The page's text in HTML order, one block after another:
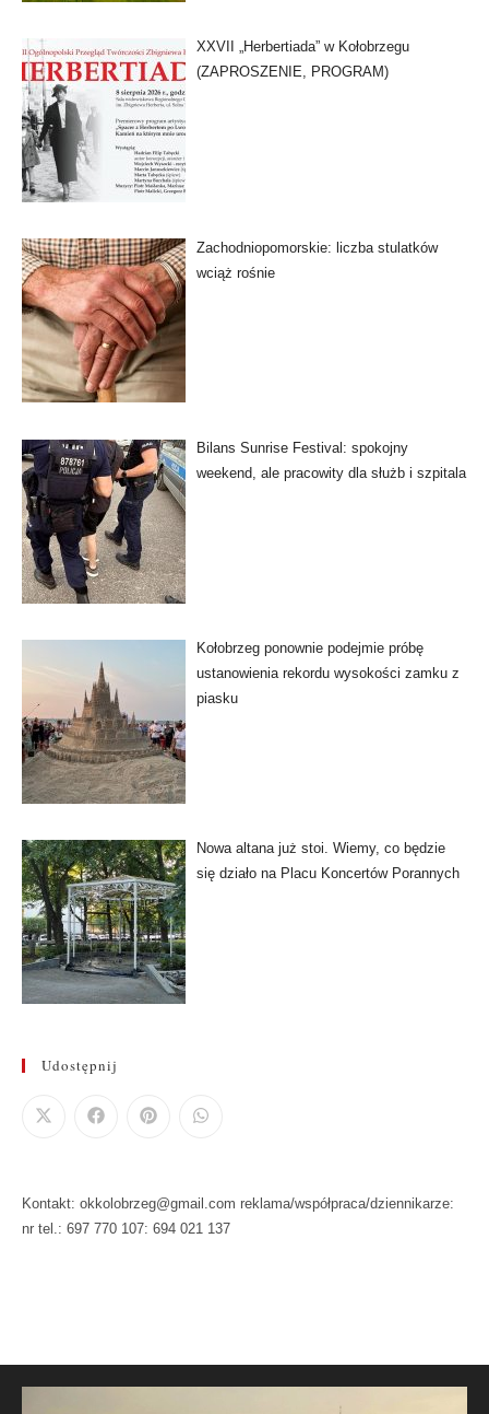
XXVII „Herbertiada” w Kołobrzegu
(ZAPROSZENIE, PROGRAM)
Zachodniopomorskie: liczba stulatków
wciąż rośnie
Bilans Sunrise Festival: spokojny
weekend, ale pracowity dla służb i szpitala
Kołobrzeg ponownie podejmie próbę
ustanowienia rekordu wysokości zamku z
piasku
Nowa altana już stoi. Wiemy, co będzie
się działo na Placu Koncertów Porannych
Udostępnij
Kontakt: okkolobrzeg@gmail.com reklama/współpraca/dziennikarze:
nr tel.: 697 770 107: 694 021 137